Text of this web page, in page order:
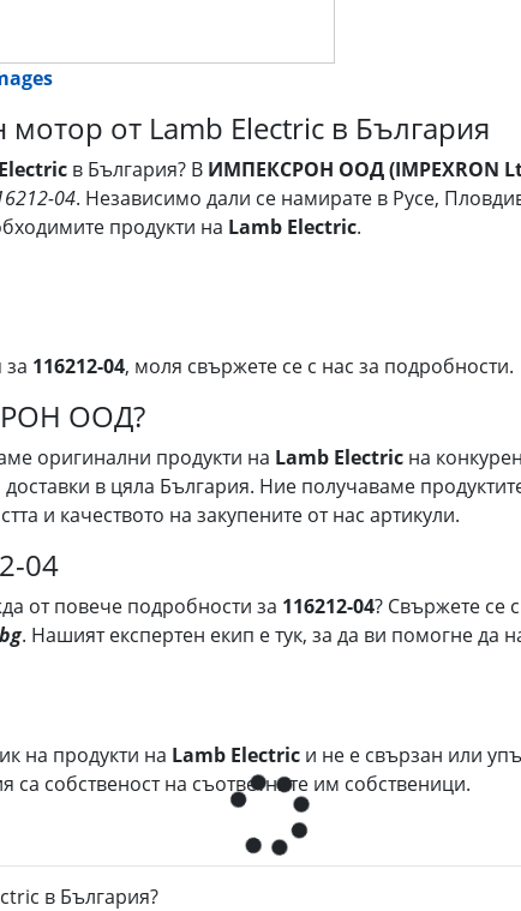
от Lamb Electric в България
в България? В ИМПЕКСРОН ООД (IMPEXRON
04. Независимо дали се намирате в Русе,
продукти на Lamb Electric.
116212-04, моля свържете се с нас за подробности.
ООД?
оригинални продукти на Lamb Electric на
в цяла България. Ние получаваме
и качеството на закупените от нас артикули.
04
от повече подробности за 116212-04? Свържете се
. Нашият експертен екип е тук, за да ви помогне
на продукти на Lamb Electric и не е свързан или
собственост на съответните им собственици.
в България?